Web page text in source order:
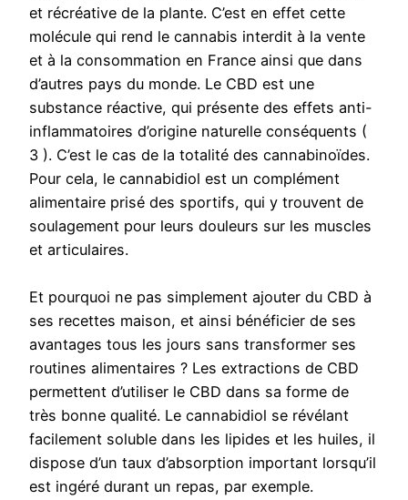
et récréative de la plante. C’est en effet cette
molécule qui rend le cannabis interdit à la vente
et à la consommation en France ainsi que dans
d’autres pays du monde. Le CBD est une
substance réactive, qui présente des effets anti-
inflammatoires d’origine naturelle conséquents (
3 ). C’est le cas de la totalité des cannabinoïdes.
Pour cela, le cannabidiol est un complément
alimentaire prisé des sportifs, qui y trouvent de
soulagement pour leurs douleurs sur les muscles
et articulaires.
Et pourquoi ne pas simplement ajouter du CBD à
ses recettes maison, et ainsi bénéficier de ses
avantages tous les jours sans transformer ses
routines alimentaires ? Les extractions de CBD
permettent d’utiliser le CBD dans sa forme de
très bonne qualité. Le cannabidiol se révélant
facilement soluble dans les lipides et les huiles, il
dispose d’un taux d’absorption important lorsqu’il
est ingéré durant un repas, par exemple.